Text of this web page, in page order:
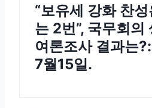
“보유세 강화 찬
는 2번”, 국무회의
여론조사 결과는
7월15일.